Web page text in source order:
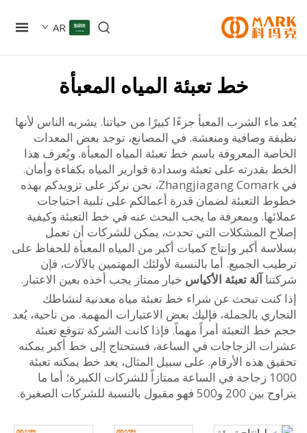
AR
خط تعبئة المياه المعبأة
الشرب المعبأ جزءًا كبيرًا من حياتنا. يشربه الناس لأنها
وصافية ومنعشة. في المصانع، توجد بعض المعدات
المعروفة باسم خط تعبئة المياه المعبأة. ويُعرف هذا
بقدرته على تعبئة وسدادة قوارير المياه بكفاءة وأمان.
في Zhangjiagang Comark، نحن نركز على تزويدكم بهذه
التعبئة لضمان قدرة أعمالكم على تلبية احتياجات
وبمعرفة ما يجب البحث عنه في خط التعبئة وكيفية
المشكلات التي تحدث، يمكن للشركات أن تعمل
أكبر وإنتاج كميات أكبر من المياه المعبأة للحفاظ على
الجميع. أما بالنسبة لأولئك المهتمين بالآلات، فإن
آلة تعبئة الأكياسخيار ممتاز يجب أخذه بعين الاعتبار.
تبحث عن شراء خط تعبئة مياه معدنية لنشاطك
بالجملة، فإليك بعض الاعتبارات المهمة. من ناحية، يُعد
التعبئة أمراً مهماً. فإذا كانت الشركة تتوقع تعبئة
الزجاجات في الساعة، فستحتاج إلى خط أكبر يمكنه
هذه الأرقام. على سبيل المثال، يعد خط يمكنه تعبئة
1000 زجاجة في الساعة ممتازاً للشركات الكبيرة؛ أما ما
بالنسبة للشركات الصغيرة.